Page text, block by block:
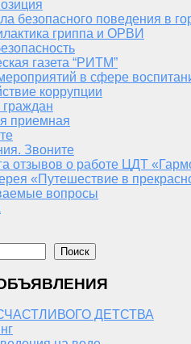
безопасного поведения в
гриппа и ОРВИ
газета “РИТМ”
в сфере
коррупции
приемная
Звоните
отзывов о работе ЦДТ
«Путешествие в
вопросы
Поиск
ДЕТСТВА